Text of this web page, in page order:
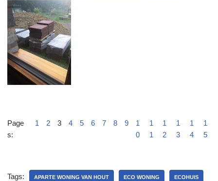
Page
s:
1 2 3 4 5 6 7 8 9
1
0
1
1
1
2
1
3
1
4
1
5
Tags: APARTE WONING VAN HOUT ECO WONING ECOHUIS